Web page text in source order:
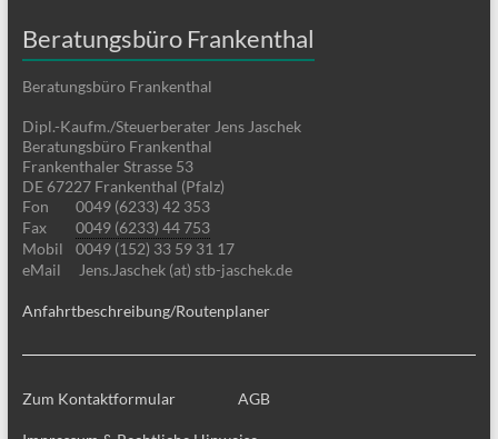
Beratungsbüro Frankenthal
Beratungsbüro Frankenthal
Dipl.-Kaufm./Steuerberater Jens Jaschek
Beratungsbüro Frankenthal
Frankenthaler Strasse 53
DE 67227 Frankenthal (Pfalz)
Fon
0049 (6233) 42 353
Fax
0049 (6233) 44 753
Mobil
0049 (152) 33 59 31 17
eMail
Jens.Jaschek (at) stb-jaschek.de
Anfahrtbeschreibung/Routenplaner
Zum Kontaktformular AGB